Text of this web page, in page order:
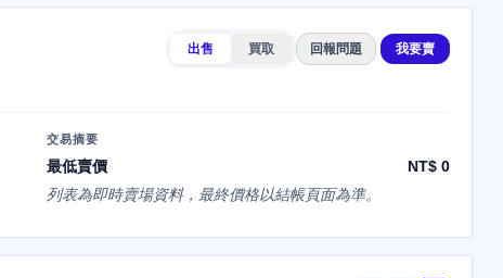
出售 買取 回報問題 我要賣
交易摘要
最低賣價
NT$ 0
列表為即時賣場資料，最終價格以結帳頁面為準。